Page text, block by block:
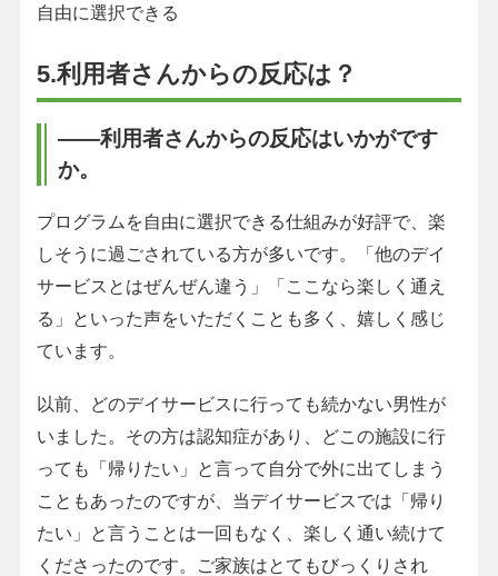
自由に選択できる
5.利用者さんからの反応は？
――利用者さんからの反応はいかがです
か。
プログラムを自由に選択できる仕組みが好評で、楽
しそうに過ごされている方が多いです。「他のデイ
サービスとはぜんぜん違う」「ここなら楽しく通え
る」といった声をいただくことも多く、嬉しく感じ
ています。
以前、どのデイサービスに行っても続かない男性が
いました。その方は認知症があり、どこの施設に行
っても「帰りたい」と言って自分で外に出てしまう
こともあったのですが、当デイサービスでは「帰り
たい」と言うことは一回もなく、楽しく通い続けて
くださったのです。ご家族はとてもびっくりされ